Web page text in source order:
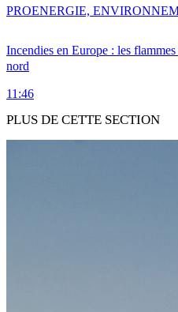
Incendies en Europe : les
nord
11:46
PROENERGIE,
PLUS DE CETTE SECTION